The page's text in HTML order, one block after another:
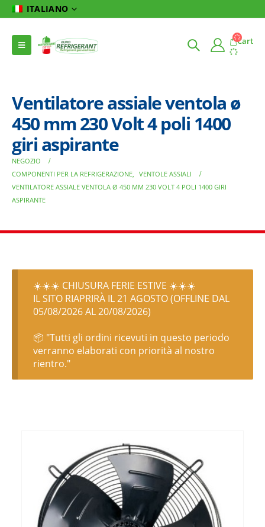
ITALIANO
Cart
Ventilatore assiale ventola ø
450 mm 230 Volt 4 poli 1400
giri aspirante
NEGOZIO
COMPONENTI PER LA REFRIGERAZIONE, VENTOLE ASSIALI
VENTILATORE ASSIALE VENTOLA Ø 450 MM 230 VOLT 4 POLI 1400 GIRI
ASPIRANTE
☀️☀️☀️ CHIUSURA FERIE ESTIVE ☀️☀️☀️
IL SITO RIAPRIRÀ IL 21 AGOSTO (OFFLINE DAL
05/08/2026 AL 20/08/2026)
📦 "Tutti gli ordini ricevuti in questo periodo
verranno elaborati con priorità al nostro
rientro."